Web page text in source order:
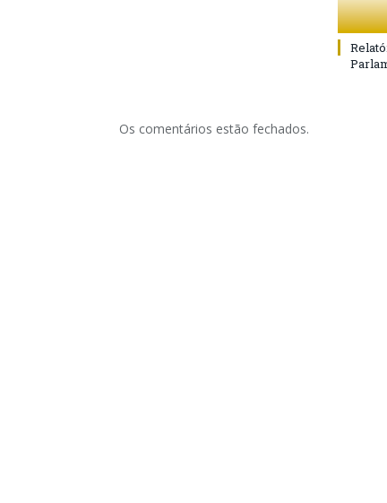
Os comentários estão fechados.